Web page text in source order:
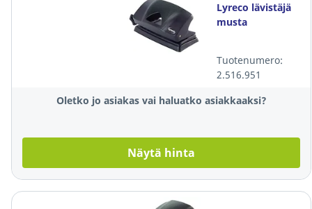
Lyreco lävistäjä
musta
Tuotenumero:
2.516.951
Oletko jo asiakas vai haluatko asiakkaaksi?
Näytä hinta